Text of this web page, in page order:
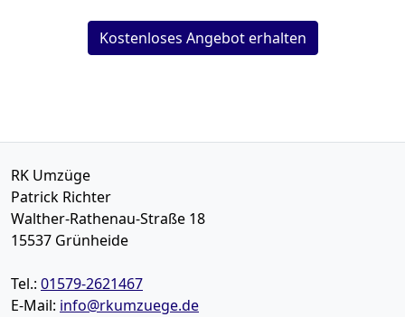
Kostenloses Angebot erhalten
RK Umzüge
Patrick Richter
Walther-Rathenau-Straße 18
15537 Grünheide
Tel.: 01579-2621467
E-Mail: info@rkumzuege.de